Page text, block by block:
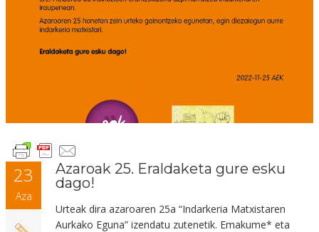
23
Aza
Azaroak 25. Eraldaketa gure esku
dago!
Urteak dira azaroaren 25a “Indarkeria Matxistaren
Aurkako Eguna” izendatu zutenetik. Emakume* eta